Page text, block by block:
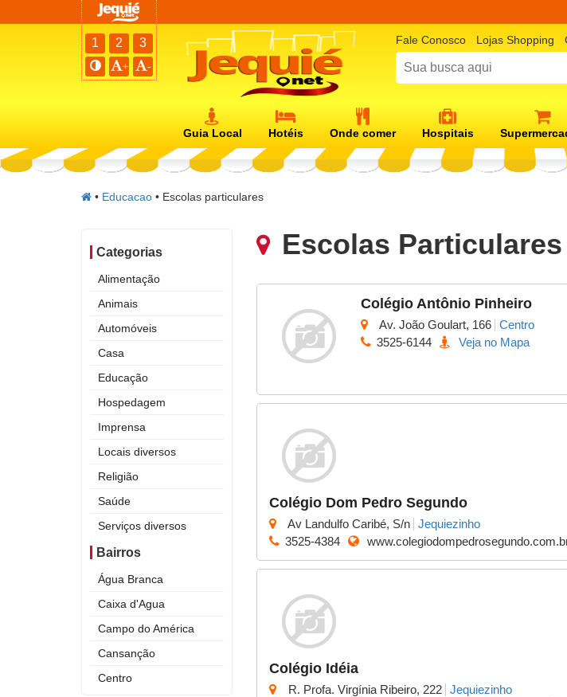
1 2 3
+ -
Fale Conosco Lojas Shopping
Guia Local Hotéis Onde comer Hospitais
• Educacao • Escolas particulares
Escolas Particulares
Colégio Antônio Pinheiro
Av. João Goulart, 166 Centro
3525-6144
Veja no Mapa
Colégio Dom Pedro Segundo
Av Landulfo Caribé, S/n Jequiezinho
3525-4384
Colégio Idéia
R. Profa. Virgínia Ribeiro, 222 Jequiezinho
Categorias
Alimentação
Animais
Automóveis
Casa
Educação
Hospedagem
Imprensa
Locais diversos
Religião
Saúde
Serviços diversos
Bairros
Água Branca
Caixa d'Agua
Campo do América
Cansanção
Centro